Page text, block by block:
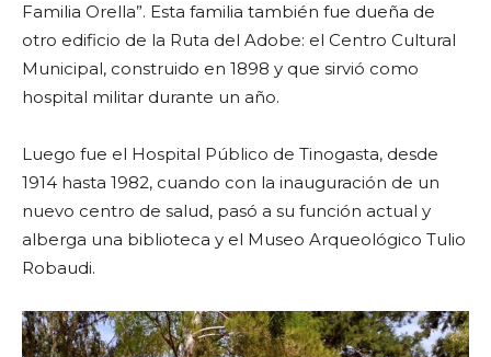
Familia Orella”. Esta familia también fue dueña de
otro edificio de la Ruta del Adobe: el Centro Cultural
Municipal, construido en 1898 y que sirvió como
hospital militar durante un año.
Luego fue el Hospital Público de Tinogasta, desde
1914 hasta 1982, cuando con la inauguración de un
nuevo centro de salud, pasó a su función actual y
alberga una biblioteca y el Museo Arqueológico Tulio
Robaudi.